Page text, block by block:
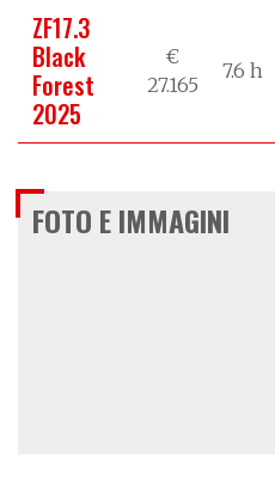
ZF17.3
Black
Forest
2025
€
27.165
7.6 h
FOTO E IMMAGINI